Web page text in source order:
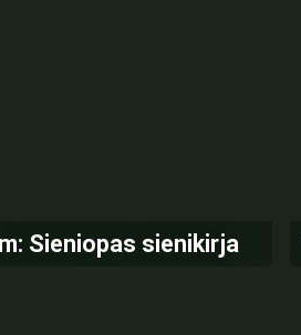
Sieniopas sienikirja